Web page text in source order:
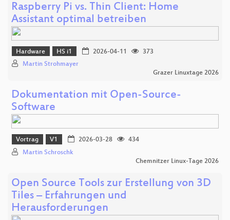
Raspberry Pi vs. Thin Client: Home
Assistant optimal betreiben
Hardware HS i1 2026-04-11
373
Martin Strohmayer
Grazer Linuxtage 2026
Dokumentation mit Open-Source-
Software
Vortrag V1 2026-03-28
434
Martin Schroschk
Chemnitzer Linux-Tage 2026
Open Source Tools zur Erstellung von 3D
Tiles – Erfahrungen und
Herausforderungen